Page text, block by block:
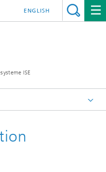
ISE
ENGLISH